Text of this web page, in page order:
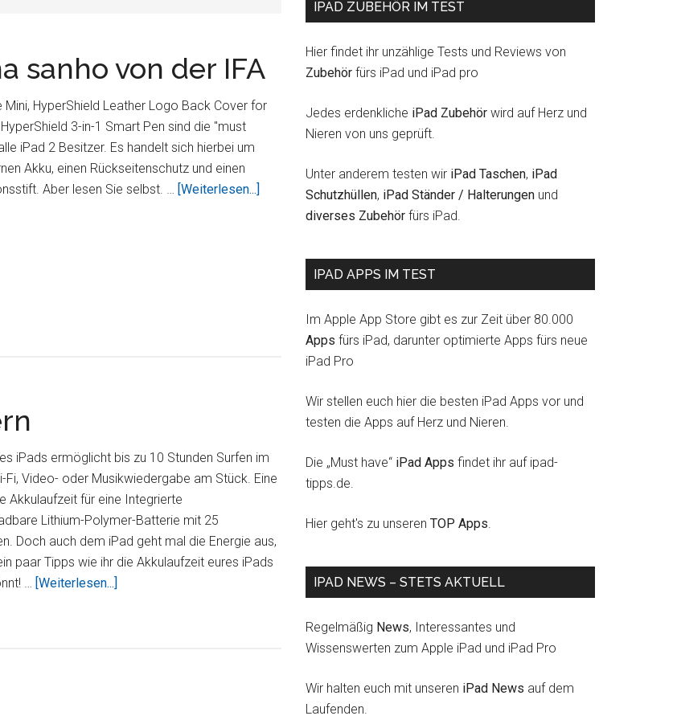
sanho von der IFA
Mini, HyperShield Leather Logo Back Cover for
3-in-1 Smart Pen sind die "must
iPad 2 Besitzer. Es handelt sich hierbei um
Akku, einen Rückseitenschutz und einen
Aber lesen Sie selbst. … [Weiterlesen...] ÜberDrei
Highlights
iPads ermöglicht bis zu 10 Stunden Surfen im
Fi, Video- oder Musikwiedergabe am Stück. Eine
Akkulaufzeit für eine Integrierte
Lithium-Polymer-Batterie mit 25
Doch auch dem iPad geht mal die Energie aus,
paar Tipps wie ihr die Akkulaufzeit eures iPads
… [Weiterlesen...]
IPAD ZUBEHÖR IM TEST
Hier findet ihr unzählige Tests und Reviews von
Zubehör fürs iPad und iPad pro
Jedes erdenkliche iPad Zubehör wird auf Herz und
Nieren von uns geprüft.
Unter anderem testen wir iPad Taschen, iPad
Schutzhüllen, iPad Ständer / Halterungen und
diverses Zubehör fürs iPad.
IPAD APPS IM TEST
Im Apple App Store gibt es zur Zeit über 80.000
Apps fürs iPad, darunter optimierte Apps fürs neue
iPad Pro
Wir stellen euch hier die besten iPad Apps vor und
testen die Apps auf Herz und Nieren.
Die „Must have“ iPad Apps findet ihr auf ipad-
tipps.de.
Hier geht's zu unseren TOP Apps.
IPAD NEWS – STETS AKTUELL
Regelmäßig News, Interessantes und
Wissenswerten zum Apple iPad und iPad Pro
Wir halten euch mit unseren iPad News auf dem
Laufenden.